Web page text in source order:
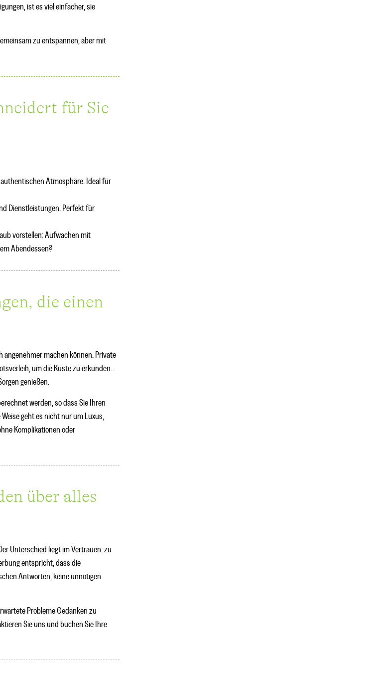
ist es viel einfacher, sie
zu entspannen, aber mit
für Sie
Atmosphäre. Ideal für
Dienstleistungen. Perfekt für
vorstellen: Aufwachen mit
Abendessen?
die einen
angenehmer machen können. Private
um die Küste zu erkunden...
genießen.
werden, so dass Sie Ihren
geht es nicht nur um Luxus,
Komplikationen oder
über alles
Unterschied liegt im Vertrauen: zu
entspricht, dass die
Antworten, keine unnötigen
Probleme Gedanken zu
Sie uns und buchen Sie Ihre